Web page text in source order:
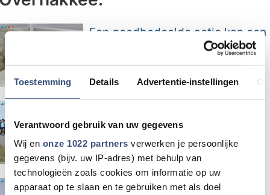
Toestemming Details Advertentie-instellingen
Verantwoord gebruik van uw gegevens
Wij en onze 1022 partners verwerken je persoonlijke
gegevens (bijv. uw IP-adres) met behulp van
technologieën zoals cookies om informatie op uw
apparaat op te slaan en te gebruiken met als doel
Een goedbedoelde actie kan een
zeehondenpup zijn moeder
kosten
belicht' bij Omloop Radio
Brandweer Goeree-Overflakkee